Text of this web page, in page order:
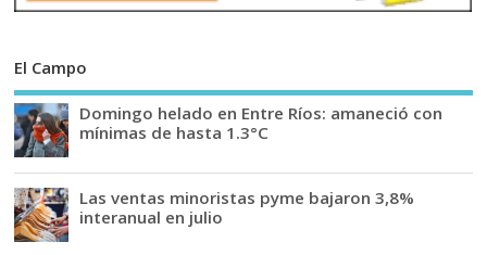
El Campo
Domingo helado en Entre Ríos: amaneció con
mínimas de hasta 1.3°C
Las ventas minoristas pyme bajaron 3,8%
interanual en julio